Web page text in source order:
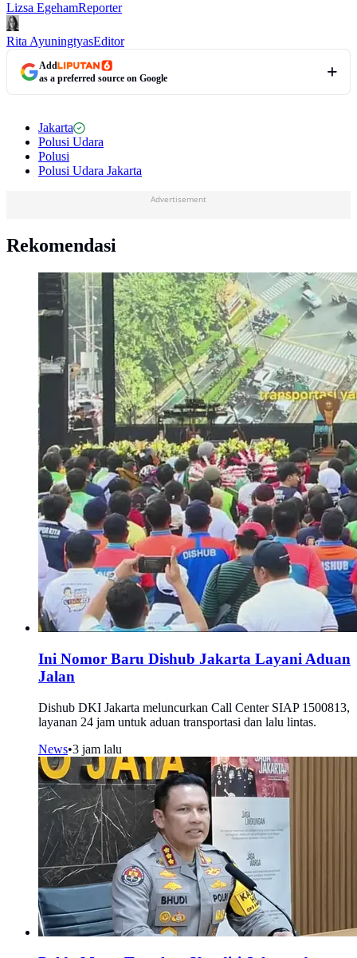
Lizsa EgehamReporter
Rita AyuningtyasEditor
Add
as a preferred source on Google
Jakarta
Polusi Udara
Polusi
Polusi Udara Jakarta
Advertisement
Rekomendasi
Ini Nomor Baru Dishub Jakarta Layani Aduan
Jalan
Dishub DKI Jakarta meluncurkan Call Center SIAP 1500813,
layanan 24 jam untuk aduan transportasi dan lalu lintas.
News•3 jam lalu